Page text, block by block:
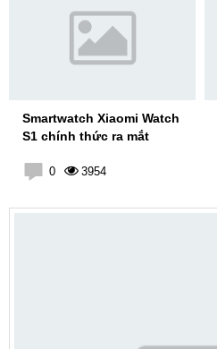
Smartwatch Xiaomi Watch
S1 chính thức ra mắt
0 3954